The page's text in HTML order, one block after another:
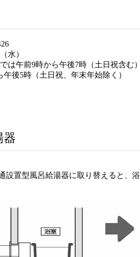
水）
は午前9時から午後7時（土日祝含む）
後5時（土日祝、年末年始除く）
器
設置型風呂給湯器に取り替えると、